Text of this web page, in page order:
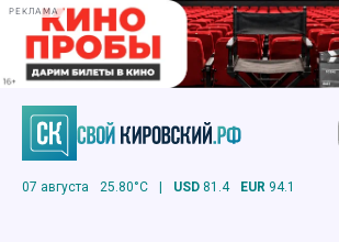
РЕКЛАМА
07 августа 25.80°C | USD 81.4 EUR 94.1